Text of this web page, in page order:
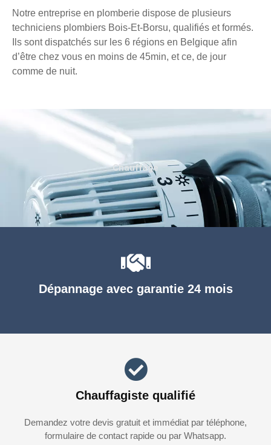
Notre entreprise en plomberie dispose de plusieurs
techniciens plombiers Bois-Et-Borsu, qualifiés et formés.
Ils sont dispatchés sur les 6 régions en Belgique afin
d’être chez vous en moins de 45min, et ce, de jour
comme de nuit.
Dépannage avec garantie 24 mois
Chauffagiste qualifié
Demandez votre devis gratuit et immédiat par téléphone,
formulaire de contact rapide ou par Whatsapp.
Chauffage